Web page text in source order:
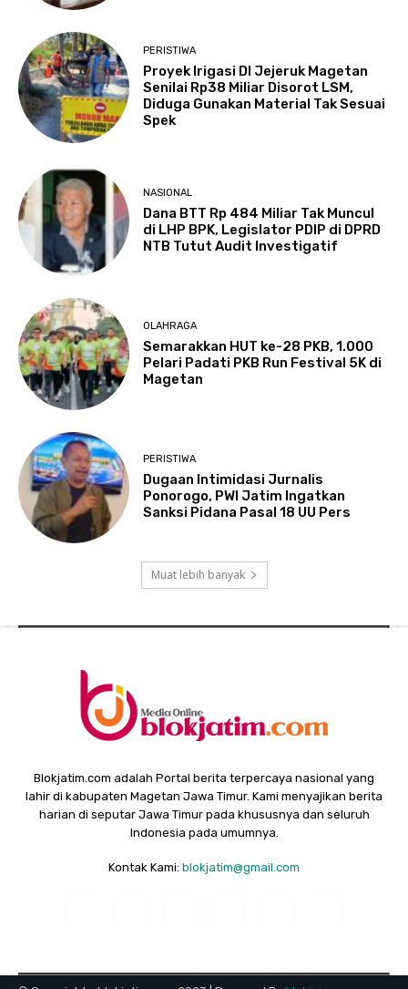
PERISTIWA
Proyek Irigasi DI Jejeruk Magetan
Senilai Rp38 Miliar Disorot LSM,
Diduga Gunakan Material Tak Sesuai
Spek
NASIONAL
Dana BTT Rp 484 Miliar Tak Muncul
di LHP BPK, Legislator PDIP di DPRD
NTB Tutut Audit Investigatif
OLAHRAGA
Semarakkan HUT ke-28 PKB, 1.000
Pelari Padati PKB Run Festival 5K di
Magetan
PERISTIWA
Dugaan Intimidasi Jurnalis
Ponorogo, PWI Jatim Ingatkan
Sanksi Pidana Pasal 18 UU Pers
Muat lebih banyak
Blokjatim.com adalah Portal berita terpercaya nasional yang
lahir di kabupaten Magetan Jawa Timur. Kami menyajikan berita
harian di seputar Jawa Timur pada khususnya dan seluruh
Indonesia pada umumnya.
Kontak Kami: blokjatim@gmail.com